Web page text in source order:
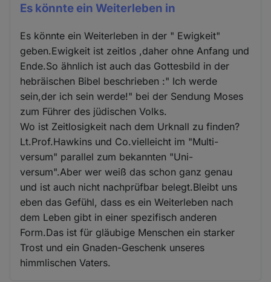
Es könnte ein Weiterleben in
Es könnte ein Weiterleben in der " Ewigkeit"
geben.Ewigkeit ist zeitlos ,daher ohne Anfang und
Ende.So ähnlich ist auch das Gottesbild in der
hebräischen Bibel beschrieben :" Ich werde
sein,der ich sein werde!" bei der Sendung Moses
zum Führer des jüdischen Volks.
Wo ist Zeitlosigkeit nach dem Urknall zu finden?
Lt.Prof.Hawkins und Co.vielleicht im "Multi-
versum" parallel zum bekannten "Uni-
versum".Aber wer weiß das schon ganz genau
und ist auch nicht nachprüfbar belegt.Bleibt uns
eben das Gefühl, dass es ein Weiterleben nach
dem Leben gibt in einer spezifisch anderen
Form.Das ist für gläubige Menschen ein starker
Trost und ein Gnaden-Geschenk unseres
himmlischen Vaters.